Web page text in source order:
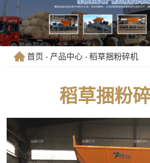
首页 - 产品中心- 稻草捆粉碎机
稻草捆粉